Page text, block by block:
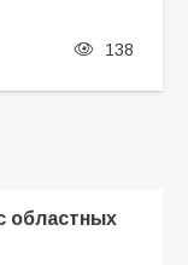
138
областных